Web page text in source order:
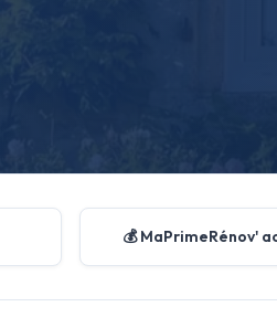
💰 MaPrimeRénov'